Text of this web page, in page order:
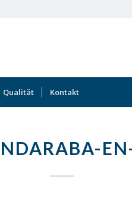
Qualität Kontakt